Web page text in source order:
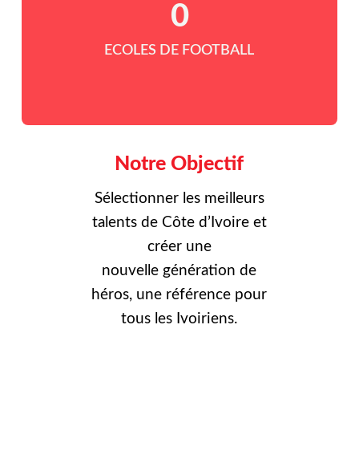
ECOLES DE FOOTBALL
0
Notre Objectif
Sélectionner les meilleurs
talents de Côte d’Ivoire et
créer une
nouvelle génération de
héros, une référence pour
tous les Ivoiriens.